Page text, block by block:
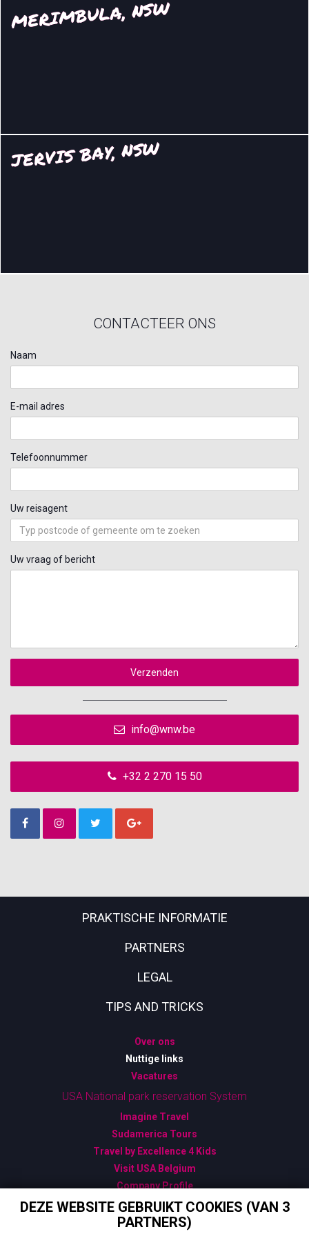
MERIMBULA, NSW
JERVIS BAY, NSW
CONTACTEER ONS
Naam
E-mail adres
Telefoonnummer
Uw reisagent
Uw vraag of bericht
Verzenden
info@wnw.be
+32 2 270 15 50
PRAKTISCHE INFORMATIE
PARTNERS
LEGAL
TIPS AND TRICKS
Over ons
Nuttige links
Vacatures
USA National park reservation System
Imagine Travel
Sudamerica Tours
Travel by Excellence 4 Kids
Visit USA Belgium
Company Profile
Algemene Verkoopsvoorwaarden
Bijzondere Verkoopsvoorwaarden
DEZE WEBSITE GEBRUIKT COOKIES (VAN 3
PARTNERS)